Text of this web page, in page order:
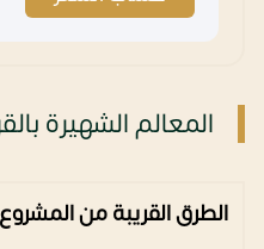
المعالم الشهيرة
الطرق القريبة من المشروع